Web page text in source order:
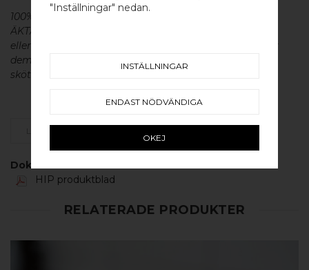
100% ÄKTA METALL - Alla våra beslag är tillverkade av
ÄKTA massiv mässing, koppar, rostfritt stål
eller aluminium utan metallisk ytbehandling, vilket ger
dem en väldigt lång livslängd och vacker patina. För
skötsel av våra produkter läs mer
Dokument:
HIP produktblad
RELATERADE PRODUKTER
"Inställningar" nedan.
INSTÄLLNINGAR
ENDAST NÖDVÄNDIGA
OKEJ